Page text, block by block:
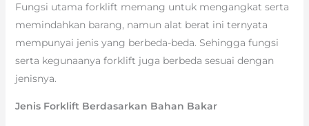
Fungsi utama forklift memang untuk mengangkat serta
memindahkan barang, namun alat berat ini ternyata
mempunyai jenis yang berbeda-beda. Sehingga fungsi
serta kegunaanya forklift juga berbeda sesuai dengan
jenisnya.
Jenis Forklift Berdasarkan Bahan Bakar